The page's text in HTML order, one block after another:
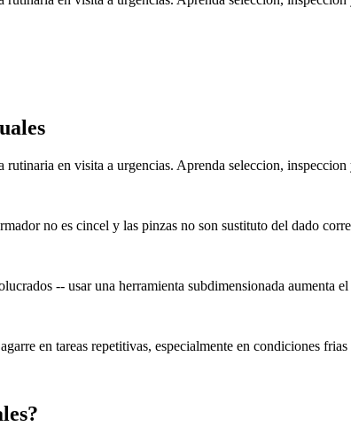
en visita a urgencias. Aprenda seleccion, inspeccion
no es cincel y las pinzas no son sustituto del dado
-- usar una herramienta subdimensionada aumenta
en tareas repetitivas, especialmente en condiciones frias